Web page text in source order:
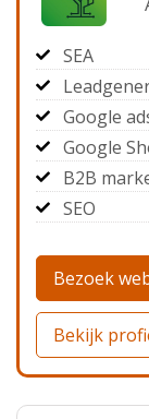
SEA
Google
Google
B2B
SEO
Bezoek
Bekijk